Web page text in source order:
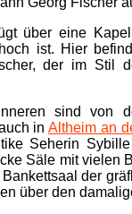
über eine
ist. Hier
der im Stil
sind von
in Altheim an
Seherin
Säle mit vielen
der
über den